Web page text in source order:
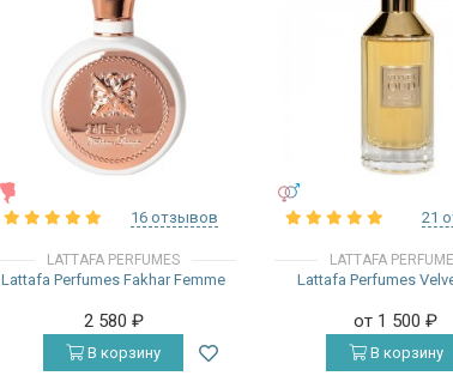
16 отзывов
LATTAFA PERFUMES
Lattafa Perfumes Fakhar Femme
2 580 ₽
В корзину
21
LATTAFA
Lattafa Perfumes
от 1 500₽
В корзину